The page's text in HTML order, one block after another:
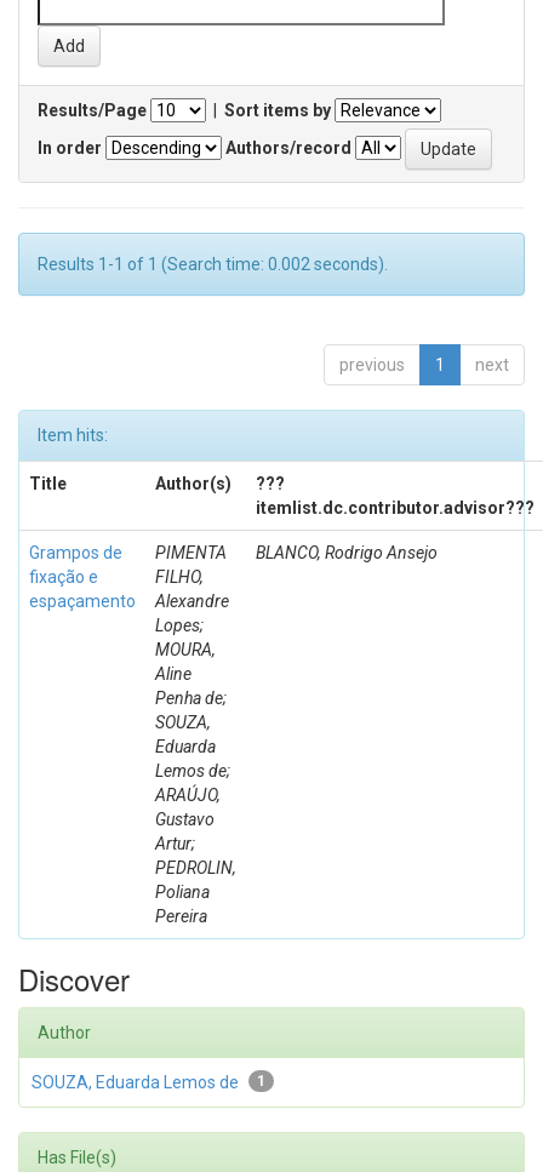
Results/Page
Sort items by
In order
Authors/record
Results 1-1 of 1 (Search time: 0.002 seconds).
previous 1 next
Item hits:
Title Author(s)
???
itemlist.dc.contributor.advisor???
Grampos de
fixação e
espaçamento
PIMENTA
FILHO,
Alexandre
Lopes;
MOURA,
Aline
Penha de;
SOUZA,
Eduarda
Lemos de;
ARAÚJO,
Gustavo
Artur;
PEDROLIN,
Poliana
Pereira
BLANCO, Rodrigo Ansejo
Discover
Author
1
SOUZA, Eduarda Lemos de
Has File(s)